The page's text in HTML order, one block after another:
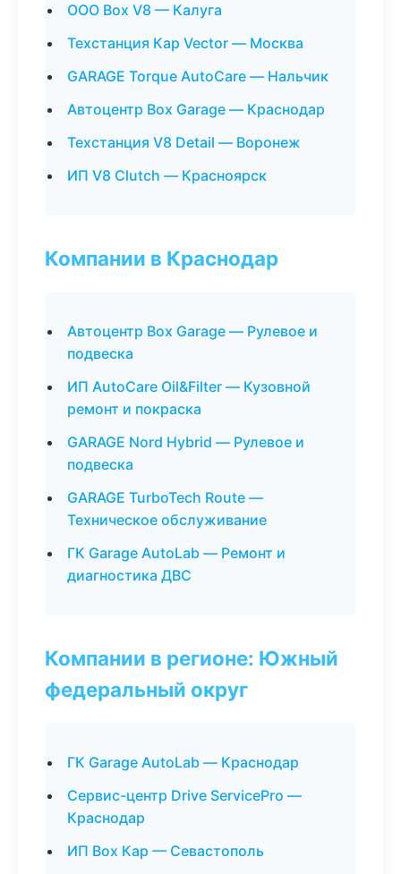
ООО Box V8 — Калуга
Техстанция Кар Vector — Москва
GARAGE Torque AutoCare — Нальчик
Автоцентр Box Garage — Краснодар
Техстанция V8 Detail — Воронеж
ИП V8 Clutch — Красноярск
Компании в Краснодар
Автоцентр Box Garage — Рулевое и
подвеска
ИП AutoCare Oil&Filter — Кузовной
ремонт и покраска
GARAGE Nord Hybrid — Рулевое и
подвеска
GARAGE TurboTech Route —
Техническое обслуживание
ГК Garage AutoLab — Ремонт и
диагностика ДВС
Компании в регионе: Южный
федеральный округ
ГК Garage AutoLab — Краснодар
Сервис-центр Drive ServicePro —
Краснодар
ИП Box Кар — Севастополь